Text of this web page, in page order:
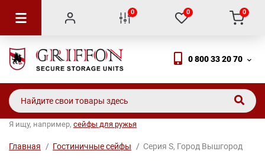
0 0 0
0 800 33 20 70
Я ищу, например, сейфы для ружья
Главная Гостиничные сейфы Серия S, Город Вышгород